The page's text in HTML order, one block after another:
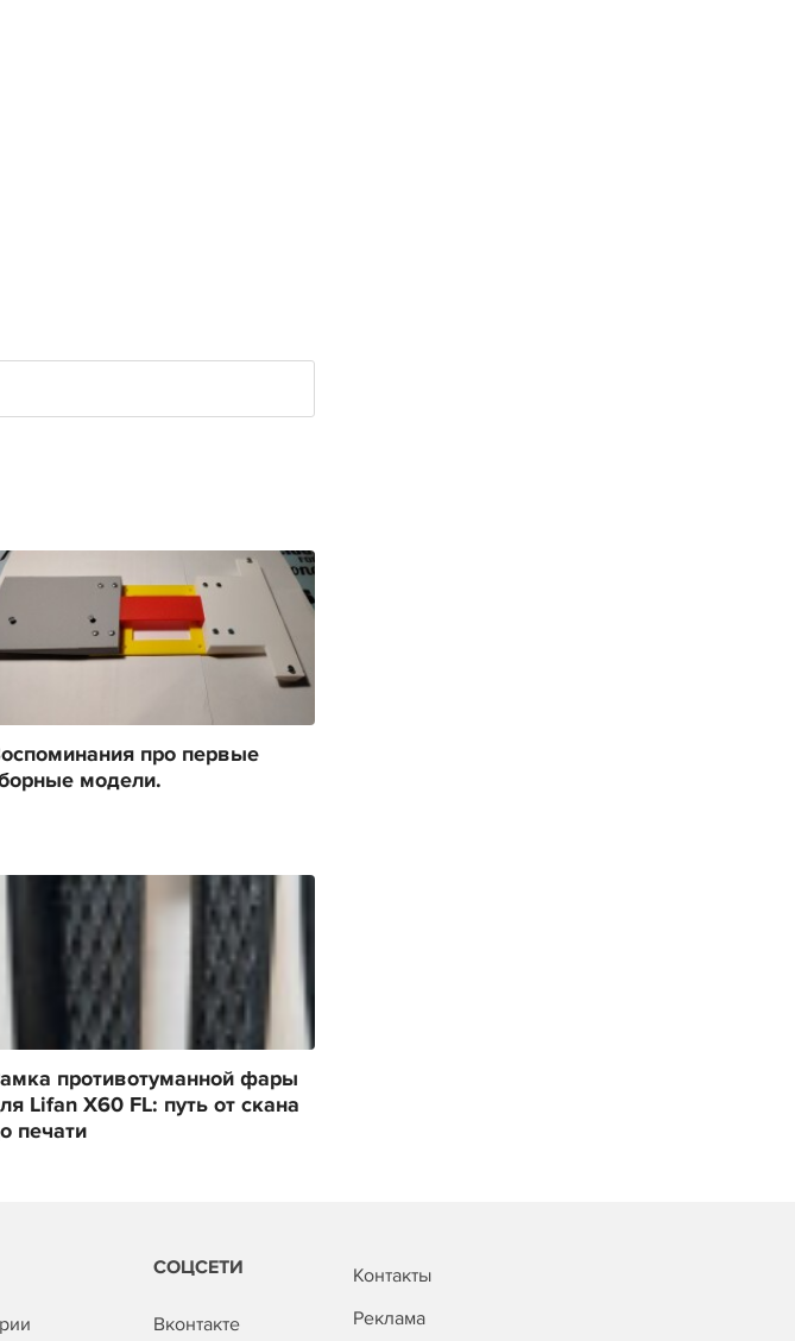
про первые
модели.
противотуманной фары
Lifan X60 FL: путь от скана
печати
СОЦСЕТИ
Вконтакте
Контакты
Реклама